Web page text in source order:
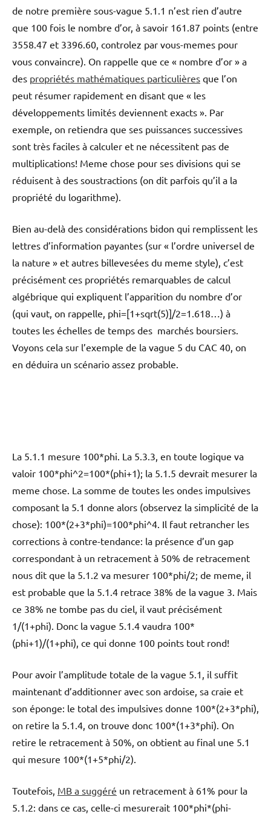
de notre première sous-vague 5.1.1 n’est rien d’autre
que 100 fois le nombre d’or, à savoir 161.87 points (entre
3558.47 et 3396.60, controlez par vous-memes pour
vous convaincre). On rappelle que ce « nombre d’or » a
des propriétés mathématiques particulières que l’on
peut résumer rapidement en disant que « les
développements limités deviennent exacts ». Par
exemple, on retiendra que ses puissances successives
sont très faciles à calculer et ne nécessitent pas de
multiplications! Meme chose pour ses divisions qui se
réduisent à des soustractions (on dit parfois qu’il a la
propriété du logarithme).
Bien au-delà des considérations bidon qui remplissent les
lettres d’information payantes (sur « l’ordre universel de
la nature » et autres billevesées du meme style), c’est
précisément ces propriétés remarquables de calcul
algébrique qui expliquent l’apparition du nombre d’or
(qui vaut, on rappelle, phi=[1+sqrt(5)]/2=1.618…) à
toutes les échelles de temps des marchés boursiers.
Voyons cela sur l’exemple de la vague 5 du CAC 40, on
en déduira un scénario assez probable.
La 5.1.1 mesure 100*phi. La 5.3.3, en toute logique va
valoir 100*phi^2=100*(phi+1); la 5.1.5 devrait mesurer la
meme chose. La somme de toutes les ondes impulsives
composant la 5.1 donne alors (observez la simplicité de la
chose): 100*(2+3*phi)=100*phi^4. Il faut retrancher les
corrections à contre-tendance: la présence d’un gap
correspondant à un retracement à 50% de retracement
nous dit que la 5.1.2 va mesurer 100*phi/2; de meme, il
est probable que la 5.1.4 retrace 38% de la vague 3. Mais
ce 38% ne tombe pas du ciel, il vaut précisément
1/(1+phi). Donc la vague 5.1.4 vaudra 100*
(phi+1)/(1+phi), ce qui donne 100 points tout rond!
Pour avoir l’amplitude totale de la vague 5.1, il suffit
maintenant d’additionner avec son ardoise, sa craie et
son éponge: le total des impulsives donne 100*(2+3*phi),
on retire la 5.1.4, on trouve donc 100*(1+3*phi). On
retire le retracement à 50%, on obtient au final une 5.1
qui mesure 100*(1+5*phi/2).
Toutefois, MB a suggéré un retracement à 61% pour la
5.1.2: dans ce cas, celle-ci mesurerait 100*phi*(phi-